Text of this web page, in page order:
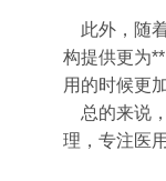
此外，随
构提供更为
用的时候更
总的来说
理，专注医